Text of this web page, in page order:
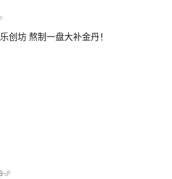
创坊 熬制一盘大补金丹！
·